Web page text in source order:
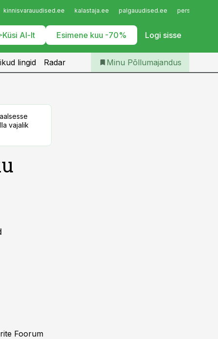
kinnisvarauudised.ee kalastaja.ee palgauudised.ee
Küsi AI-lt Esimene kuu -70% Logi sisse
Iseteenindus
Telli Põllumajandus
lingid Radar Minu Põllumajandus
vajalik
Foorum